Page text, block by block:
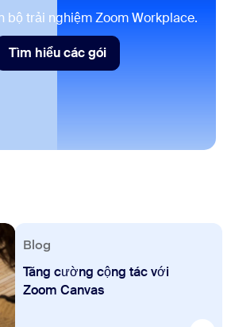
bộ trải nghiệm Zoom Workplace.
Tìm hiểu các gói
Tìm hiểu các gói
Blog
Tăng cường cộng tác với
Zoom Canvas